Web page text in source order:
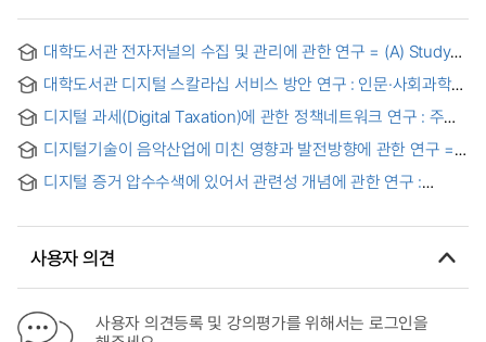
대학도서관 전자저널의 수집 및 관리에 관한 연구 = (A) Study
Journals in the University Libraries
대학도서관 디지털 스칼라십 서비스 방안 연구 : 인문·사회과학
디지털 과세(Digital Taxation)에 관한 정책네트워크 연구 : 주요
Taxation
디지털기술이 음악산업에 미친 영향과 발전방향에 관한 연구 =
music industry and the directions for its development
디지털 증거 압수수색에 있어서 관련성 개념에 관한 연구 :
사용자 의견
사용자 의견등록 및 강의평가를 위해서는 로그인을